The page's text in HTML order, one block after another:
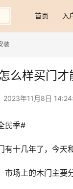
首页 入
装
么样买门才
2023年11月8日
民季#
有十几年了，今天
市场上的木门主要